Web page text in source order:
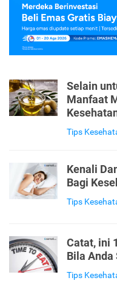
Selain
Manfaat
Tips
Kenali
Bagi
Tips
Catat, ini
Bila
Tips